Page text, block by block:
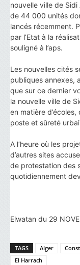
nouvelle ville de
de 44 000 unités
lancés récemment.
par l’Etat à la
souligné à l’aps.
Les nouvelles cités
publiques annexes,
que sur ce dernier
la nouvelle ville de
en matière
poste et sûreté
A l’heure où les
d’autres sites
de protestation des
quotidiennement
Elwatan du 29
TAGS Alger
El Harrach